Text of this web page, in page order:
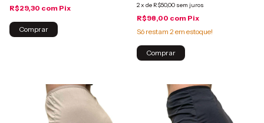
R$29,30 com Pix
Comprar
2x de R$50,00 sem juros
R$98,00 com Pix
Só restam 2em estoque!
Comprar